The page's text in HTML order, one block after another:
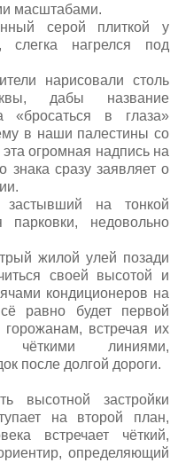
масштабами.
серой плиткой у
слегка нагрелся под
нарисовали столь
дабы название
«бросаться в глаза»
в наши палестины со
огромная надпись на
знака сразу заявляет о
застывший на тонкой
недовольно
жилой улей позади
своей высотой и
кондиционеров на
равно будет первой
встречая их
линиями,
после долгой дороги.
высотной застройки
на второй план,
встречает чёткий,
определяющий